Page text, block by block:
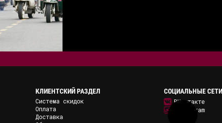
КЛИЕНТСКИЙ РАЗДЕЛ
Система скидок
Оплата
Доставка
СОЦИАЛЬНЫЕ СЕТИ
ВКонтакте
Instagram